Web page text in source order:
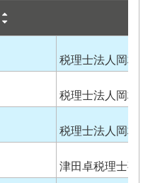
税理士法人岡村
税理士法人岡村
税理士法人岡村
津田卓税理士事